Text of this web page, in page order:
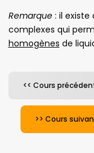
Remarque: il existe
complexes qui
homogènes de
<< Cours
>> Cours